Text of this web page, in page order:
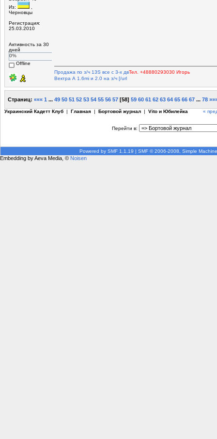
Из:
,
Черновцы
Регистрация:
25.03.2010
Активность за 30
дней
0%
Offline
Продажа по з/ч 13S все с 3-х двТел. +48880293030 Игорь
Вектра А 1.6mi и 2.0 на з/ч [/url
Страниц: ««« 1 ... 49 50 51 52 53 54 55 56 57 [58] 59 60 61 62 63 64 65 66 67 ... 78
Украинский Кадетт Клуб | Главная | Бортовой журнал | Vito и Юбилейка «
Перейти в:
Powered by SMF 1.1.19 | SMF © 2006-2008, Simple
Embedding by Aeva Media, © Noisen